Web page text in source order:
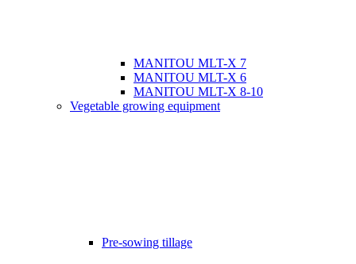
MANITOU MLT-X 7
MANITOU MLT-X 6
MANITOU MLT-X 8-10
Vegetable growing equipment
Pre-sowing tillage